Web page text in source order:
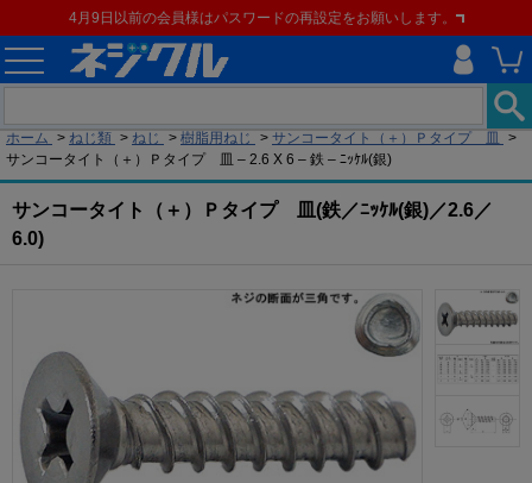
4月9日以前の会員様はパスワードの再設定をお願いします。
ホーム > ねじ類 > ねじ > 樹脂用ねじ > サンコータイト（＋）Ｐタイプ 皿
>
サンコータイト（＋）Ｐタイプ 皿 – 2.6 X 6 – 鉄 – ﾆｯｹﾙ(銀)
サンコータイト（＋）Ｐタイプ 皿(鉄／ﾆｯｹﾙ(銀)／2.6／
6.0)